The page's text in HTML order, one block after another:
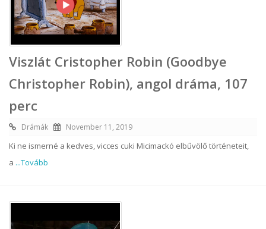
Viszlát Cristopher Robin (Goodbye
Christopher Robin), angol dráma, 107
perc
Drámák November 11, 2019
Ki ne ismerné a kedves, vicces cuki Micimackó elbűvölő történeteit,
a ...Tovább